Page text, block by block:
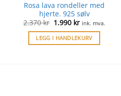
Rosa lava rondeller med
hjerte. 925 sølv
2.370kr Opprinnelig
var:
2.370 kr.
1.990 krNåværende
er:
1.990 kr.
ink. mva.
LEGG I HANDLEKURV